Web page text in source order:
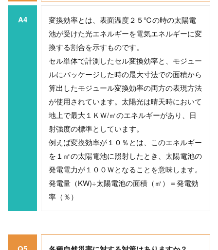
A4
変換効率とは、表面温度２５℃の時の太陽電
池が受けた光エネルギーを電気エネルギーに変
換する割合を示すものです。
セル単体で計測したセル変換効率と、モジュー
ルにパッケージした時の最大寸法での面積から
算出したモジュール変換効率の両方の表現方法
が使用されています。太陽光は晴天時において
地上で最大１ＫＷ/㎡のエネルギーがあり、日
射強度の標準としています。
例えば変換効率が１０％とは、このエネルギー
を１㎡の太陽電池に照射したとき、太陽電池の
発電電力が１００Ｗとなることを意味します。
発電量（KW)÷太陽電池の面積（㎡）＝発電効
率（％）